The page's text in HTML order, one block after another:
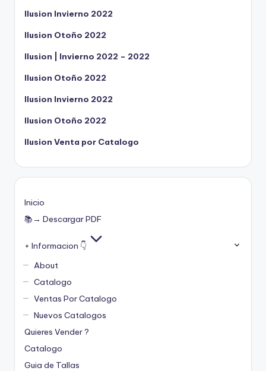
Ilusion Invierno 2022
Ilusion Otoño 2022
Ilusion | Invierno 2022 – 2022
Ilusion Otoño 2022
Ilusion Invierno 2022
Ilusion Otoño 2022
Ilusion Venta por Catalogo
Inicio
📚→ Descargar PDF
+ Informacion 👇
About
Catalogo
Ventas Por Catalogo
Nuevos Catalogos
Quieres Vender ?
Catalogo
Guia de Tallas